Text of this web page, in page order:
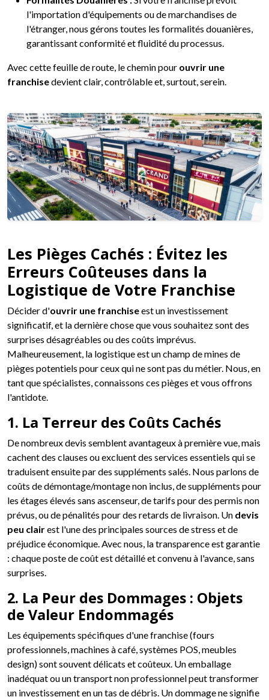
l'importation d'équipements ou de marchandises de
l'étranger, nous gérons toutes les formalités douanières,
garantissant conformité et fluidité du processus.
Avec cette feuille de route, le chemin pour ouvrir une
franchisedevient clair, contrôlable et, surtout, serein.
Les Pièges Cachés : Évitez les
Erreurs Coûteuses dans la
Logistique de Votre Franchise
Décider d'ouvrir une franchiseest un investissement
significatif, et la dernière chose que vous souhaitez sont des
surprises désagréables ou des coûts imprévus.
Malheureusement, la logistique est un champ de mines de
pièges potentiels pour ceux qui ne sont pas du métier. Nous, en
tant que spécialistes, connaissons ces pièges et vous offrons
l'antidote.
1. La Terreur des Coûts Cachés
De nombreux devis semblent avantageux à première vue, mais
cachent des clauses ou excluent des services essentiels qui se
traduisent ensuite par des suppléments salés. Nous parlons de
coûts de démontage/montage non inclus, de suppléments pour
les étages élevés sans ascenseur, de tarifs pour des permis non
prévus, ou de pénalités pour des retards de livraison. Un devis
peu clairest l'une des principales sources de stress et de
préjudice économique. Avec nous, la transparence est garantie
: chaque poste de coût est détaillé et convenu à l'avance, sans
surprises.
2. La Peur des Dommages : Objets
de Valeur Endommagés
Les équipements spécifiques d'une franchise (fours
professionnels, machines à café, systèmes POS, meubles
design) sont souvent délicats et coûteux. Un emballage
inadéquat ou un transport non professionnel peut transformer
un investissement en un tas de débris. Un dommage ne signifie